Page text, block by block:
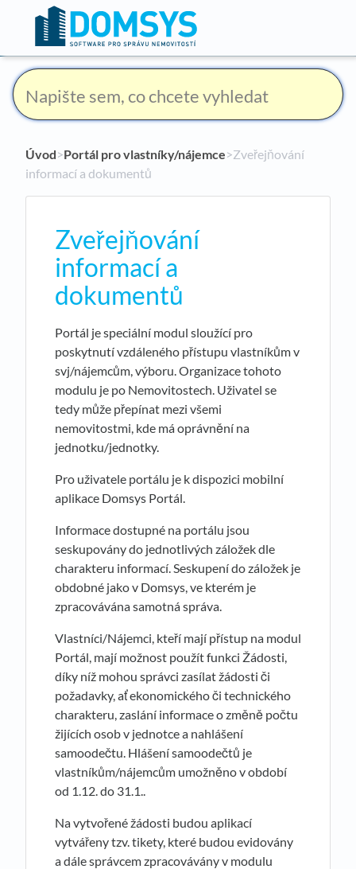
Úvod​>​Portál pro vlastníky/nájemce​>​ Zveřejňování
informací a dokumentů
Zveřejňování
informací a
dokumentů
Portál je speciální modul sloužící pro
poskytnutí vzdáleného přístupu vlastníkům v
svj/nájemcům, výboru. Organizace tohoto
modulu je po Nemovitostech. Uživatel se
tedy může přepínat mezi všemi
nemovitostmi, kde má oprávnění na
jednotku/jednotky.
Pro uživatele portálu je k dispozici mobilní
aplikace Domsys Portál.
Informace dostupné na portálu jsou
seskupovány do jednotlivých záložek dle
charakteru informací. Seskupení do záložek je
obdobné jako v Domsys, ve kterém je
zpracovávána samotná správa.
Vlastníci/Nájemci, kteří mají přístup na modul
Portál, mají možnost použít funkci Žádosti,
díky níž mohou správci zasílat žádosti či
požadavky, ať ekonomického či technického
charakteru, zaslání informace o změně počtu
žijících osob v jednotce a nahlášení
samoodečtu. Hlášení samoodečtů je
vlastníkům/nájemcům umožněno v období
od 1.12. do 31.1..
Na vytvořené žádosti budou aplikací
vytvářeny tzv. tikety, které budou evidovány
a dále správcem zpracovávány v modulu